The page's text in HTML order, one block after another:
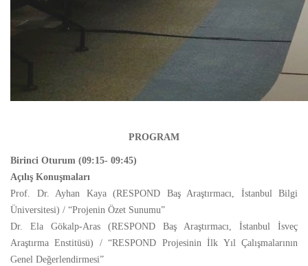
PROGRAM
Birinci Oturum (09:15- 09:45)
Açılış Konuşmaları
Prof. Dr. Ayhan Kaya (RESPOND Baş Araştırmacı, İstanbul Bilgi
Üniversitesi) / “Projenin Özet Sunumu”
Dr. Ela Gökalp-Aras (RESPOND Baş Araştırmacı, İstanbul İsveç
Araştırma Enstitüsü) / “RESPOND Projesinin İlk Yıl Çalışmalarının
Genel Değerlendirmesi”